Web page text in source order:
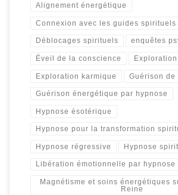
Alignement énergétique
Connexion avec les guides spirituels
Déblocages spirituels enquêtes
Éveil de la conscience Exploration
Exploration karmique Guérison de
Guérison énergétique par hypnose
Hypnose ésotérique
Hypnose pour la transformation
Hypnose régressive Hypnose
Libération émotionnelle par hypnose
Magnétisme et soins énergétiques
Reine